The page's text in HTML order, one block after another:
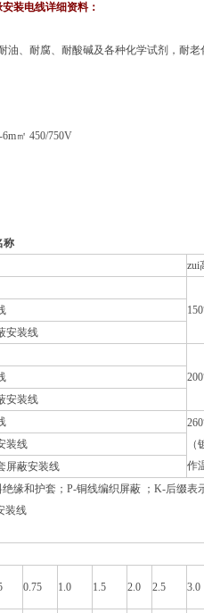
电线详细资料：
、耐腐、耐酸碱及各种化学试剂，耐
㎡ 450/750V
称
zui
安装线
安装线
作
装线
屏蔽安装线
绝缘和护套；P-铜线编织屏蔽 ；K-后缀表示
装线
0.75 1.0 1.5 2.0 2.5 3.0